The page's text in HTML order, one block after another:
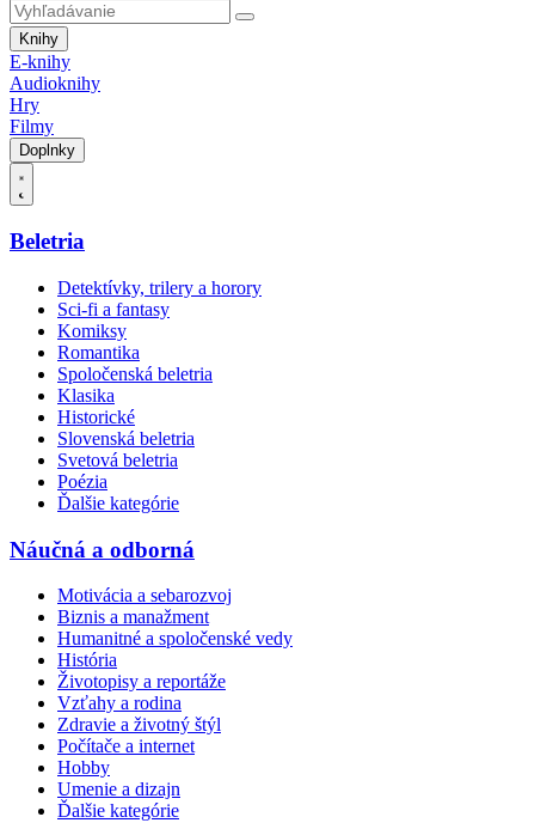
Knihy
E-knihy
Audioknihy
Hry
Filmy
Doplnky
Beletria
Detektívky, trilery a horory
Sci-fi a fantasy
Komiksy
Romantika
Spoločenská beletria
Klasika
Historické
Slovenská beletria
Svetová beletria
Poézia
Ďalšie kategórie
Náučná a odborná
Motivácia a sebarozvoj
Biznis a manažment
Humanitné a spoločenské vedy
História
Životopisy a reportáže
Vzťahy a rodina
Zdravie a životný štýl
Počítače a internet
Hobby
Umenie a dizajn
Ďalšie kategórie